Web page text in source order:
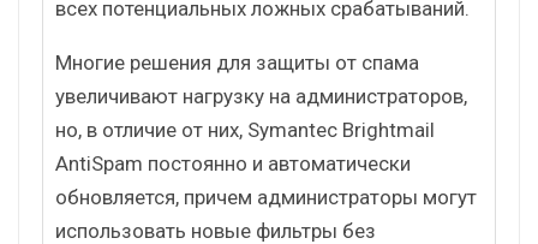
всех потенциальных ложных срабатываний.
Многие решения для защиты от спама
увеличивают нагрузку на администраторов,
но, в отличие от них, Symantec Brightmail
AntiSpam постоянно и автоматически
обновляется, причем администраторы могут
использовать новые фильтры без